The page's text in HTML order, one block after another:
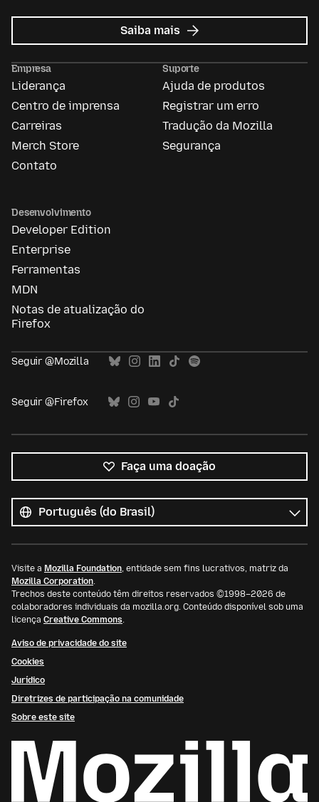
Saiba mais sobre
Mozilla
Empresa
Liderança
Centro de imprensa
Carreiras
Merch Store
Contato
Suporte
Ajuda de produtos
Registrar um erro
Tradução da Mozilla
Segurança
Desenvolvimento
Developer Edition
Enterprise
Ferramentas
MDN
Notas de atualização do
Firefox
Seguir @Mozilla
Seguir @Firefox
Faça uma doação
os
idiomas
Idioma
Visite a Mozilla Foundation, entidade sem fins lucrativos, matriz da
Mozilla Corporation.
Trechos deste conteúdo têm direitos reservados ©1998–2026 de
colaboradores individuais da mozilla.org. Conteúdo disponível sob uma
licença Creative Commons.
Aviso de privacidade do site
Cookies
Jurídico
Diretrizes de participação na comunidade
Sobre este site